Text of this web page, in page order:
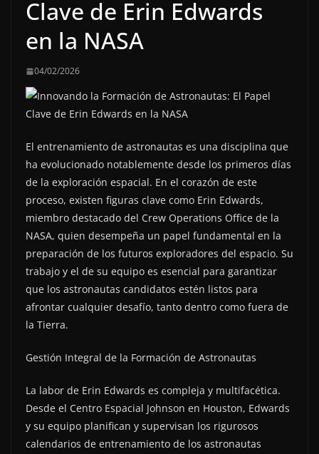
Clave de Erin Edwards
en la NASA
04/02/2026
El entrenamiento de astronautas es una disciplina que
ha evolucionado notablemente desde los primeros días
de la exploración espacial. En el corazón de este
proceso, existen figuras clave como Erin Edwards,
miembro destacado del Crew Operations Office de la
NASA, quien desempeña un papel fundamental en la
preparación de los futuros exploradores del espacio. Su
trabajo y el de su equipo es esencial para garantizar
que los astronautas candidatos estén listos para
afrontar cualquier desafío, tanto dentro como fuera de
la Tierra.
Gestión Integral de la Formación de Astronautas
La labor de Erin Edwards es compleja y multifacética.
Desde el Centro Espacial Johnson en Houston, Edwards
y su equipo planifican y supervisan los rigurosos
calendarios de entrenamiento de los astronautas